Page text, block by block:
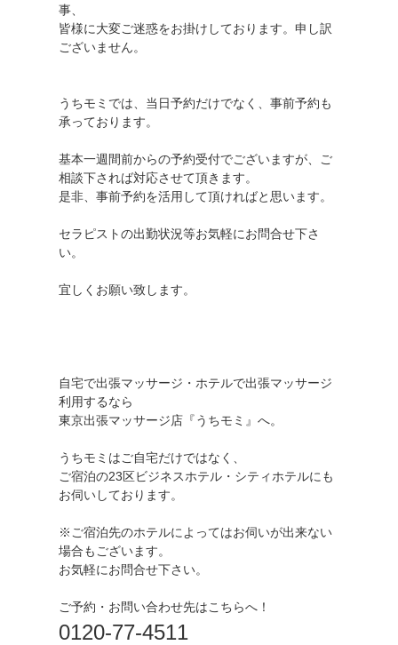
事、
皆様に大変ご迷惑をお掛けしております。申し訳
ございません。
うちモミでは、当日予約だけでなく、事前予約も
承っております。
基本一週間前からの予約受付でございますが、ご
相談下されば対応させて頂きます。
是非、事前予約を活用して頂ければと思います。
セラピストの出勤状況等お気軽にお問合せ下さ
い。
宜しくお願い致します。
自宅で出張マッサージ・ホテルで出張マッサージ
利用するなら
東京出張マッサージ店『うちモミ』へ。
うちモミはご自宅だけではなく、
ご宿泊の23区ビジネスホテル・シティホテルにも
お伺いしております。
※ご宿泊先のホテルによってはお伺いが出来ない
場合もございます。
お気軽にお問合せ下さい。
ご予約・お問い合わせ先はこちらへ！
0120-77-4511